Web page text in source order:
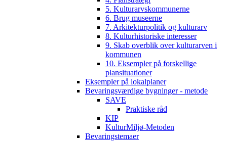
5. Kulturarvskommunerne
6. Brug museerne
7. Arkitekturpolitik og kulturarv
8. Kulturhistoriske interesser
9. Skab overblik over kulturarven i
kommunen
10. Eksempler på forskellige
plansituationer
Eksempler på lokalplaner
Bevaringsværdige bygninger - metode
SAVE
Praktiske råd
KIP
KulturMiljø-Metoden
Bevaringstemaer